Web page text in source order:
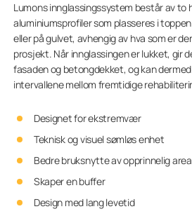
Lumons innglassingssystem består av to
aluminiumsprofiler som plasseres i
eller på gulvet, avhengig av hva som er
prosjekt. Når innglassingen er lukket, gir
fasaden og betongdekket, og kan
intervallene mellom fremtidige
Designet for ekstremvær
Teknisk og visuel sømløs enhet
Bedre bruksnytte av opprinnelig
Skaper en buffer
Design med lang levetid